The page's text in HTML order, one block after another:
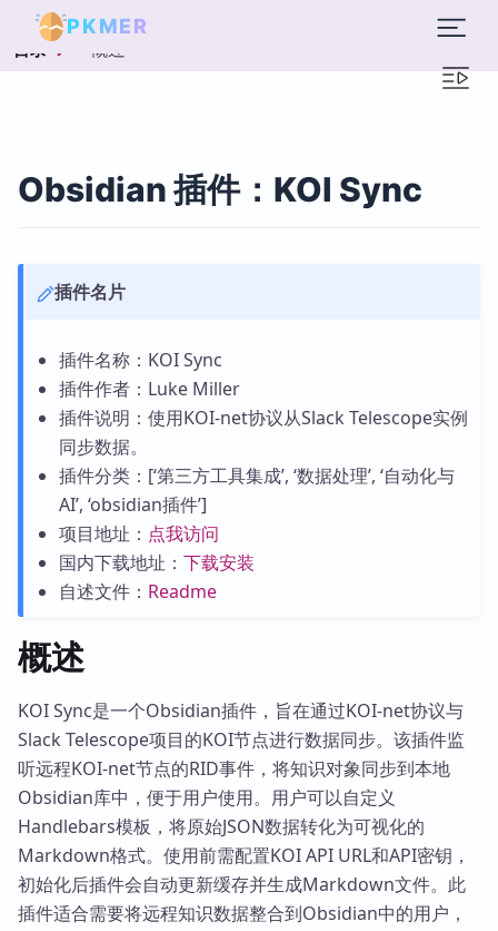
PKMER
目录 概述
Obsidian 插件：KOI Sync
插件名片
插件名称：KOI Sync
插件作者：Luke Miller
插件说明：使用KOI-net协议从Slack Telescope实例
同步数据。
插件分类：[‘第三方工具集成’, ‘数据处理’, ‘自动化与
AI’, ‘obsidian插件’]
项目地址： 点我访问
国内下载地址： 下载安装
自述文件： Readme
概述
KOI Sync是一个Obsidian插件，旨在通过KOI-net协议与
Slack Telescope项目的KOI节点进行数据同步。该插件监
听远程KOI-net节点的RID事件，将知识对象同步到本地
Obsidian库中，便于用户使用。用户可以自定义
Handlebars模板，将原始JSON数据转化为可视化的
Markdown格式。使用前需配置KOI API URL和API密钥，
初始化后插件会自动更新缓存并生成Markdown文件。此
插件适合需要将远程知识数据整合到Obsidian中的用户，